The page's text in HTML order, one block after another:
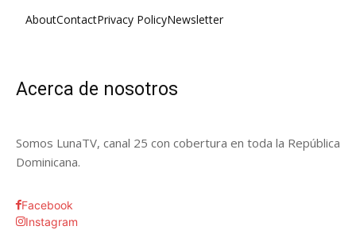
AboutContactPrivacy PolicyNewsletter
Acerca de nosotros
Somos LunaTV, canal 25 con cobertura en toda la República
Dominicana.
Facebook
Instagram